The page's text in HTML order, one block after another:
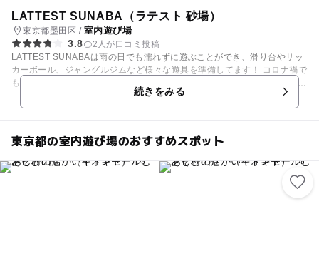
LATTEST SUNABA（ラテスト 砂場）
東京都墨田区 / 室内遊び場
3.8
2人が口コミ投稿
LATTEST SUNABAは雨の日でも濡れずに遊ぶことができ、滑り台やサッ
カーボール、ジャングルジムなど様々な遊具を準備してます！ コロナ禍で
も安心安全に遊んでいただくため、HARIOのホワイトサンドを導入してい
ます。 精製砂には有機物がほとんど含まれないため、雑菌などの増殖がし
にくく、お子様に安心して遊んでいただけます！ 「精製砂」はオーストラ
0℃の高温で加熱処理しSiO（珪砂）99.8％に精製された、 清潔で安心な
白砂です！ また、地面に接している足裏は、身体を動かす信号の神経伝導
を鍛える上でとても大切な部分です。 感覚刺激による情報を足裏から脳の
運動神経まで、うまく伝達することに慣れれば、お子様のバランス感覚や
続きをみる
東京都の室内遊び場のおすすめスポット